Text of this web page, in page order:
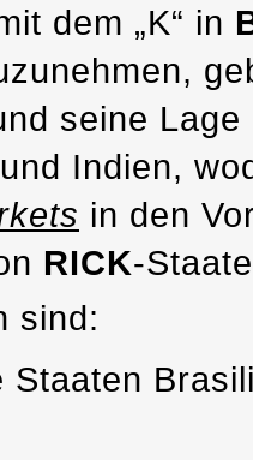
dem „K“ in
seine
Indien,
in den
RICK-
sind:
Staaten